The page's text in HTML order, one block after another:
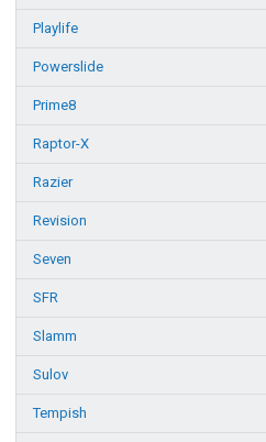
Playlife
Powerslide
Prime8
Raptor-X
Razier
Revision
Seven
SFR
Slamm
Sulov
Tempish